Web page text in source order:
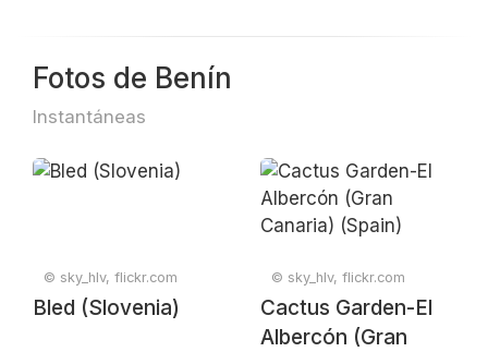
Fotos de Benín
Instantáneas
© sky_hlv, flickr.com
Bled (Slovenia)
© sky_hlv, flickr.com
Cactus Garden-El
Albercón (Gran